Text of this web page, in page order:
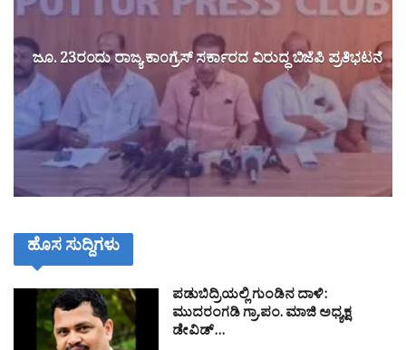
ಜೂ. 23ರಂದು ರಾಜ್ಯ ಕಾಂಗ್ರೆಸ್ ಸರ್ಕಾರದ ವಿರುದ್ಧ ಬಿಜೆಪಿ ಪ್ರತಿಭಟನೆ
ಹೊಸ ಸುದ್ದಿಗಳು
ಪಡುಬಿದ್ರಿಯಲ್ಲಿ ಗುಂಡಿನ ದಾಳಿ:
ಮುದರಂಗಡಿ ಗ್ರಾ.ಪಂ. ಮಾಜಿ ಅಧ್ಯಕ್ಷ
ಡೇವಿಡ್…